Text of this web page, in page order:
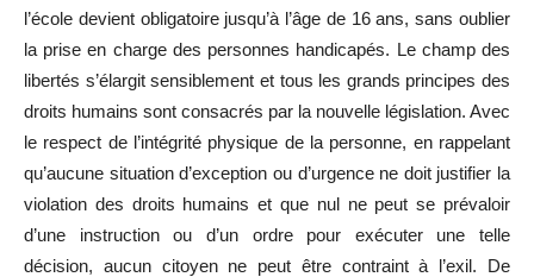
l’école devient obligatoire jusqu’à l’âge de 16 ans, sans oublier
la prise en charge des personnes handicapés. Le champ des
libertés s’élargit sensiblement et tous les grands principes des
droits humains sont consacrés par la nouvelle législation. Avec
le respect de l’intégrité physique de la personne, en rappelant
qu’aucune situation d’exception ou d’urgence ne doit justifier la
violation des droits humains et que nul ne peut se prévaloir
d’une instruction ou d’un ordre pour exécuter une telle
décision, aucun citoyen ne peut être contraint à l’exil. De